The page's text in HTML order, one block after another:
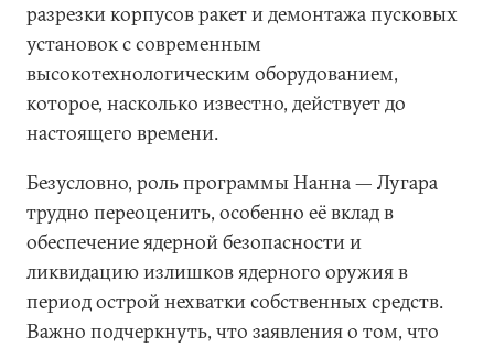
разрезки корпусов ракет и демонтажа пусковых
установок с современным
высокотехнологическим оборудованием,
которое, насколько известно, действует до
настоящего времени.
Безусловно, роль программы Нанна — Лугара
трудно переоценить, особенно её вклад в
обеспечение ядерной безопасности и
ликвидацию излишков ядерного оружия в
период острой нехватки собственных средств.
Важно подчеркнуть, что заявления о том, что